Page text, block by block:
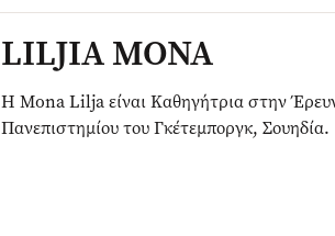
LILJIA MONA
Η Mona Lilja είναι Καθηγήτρια στην
Πανεπιστημίου του Γκέτεμποργκ, Σουηδία.